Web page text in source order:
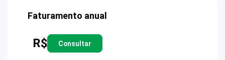
Faturamento anual
R$ Consultar